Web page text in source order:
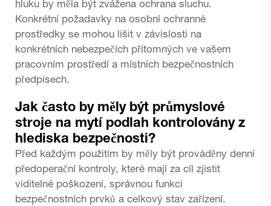
hluku by měla být zvážena ochrana sluchu.
Konkrétní požadavky na osobní ochranné
prostředky se mohou lišit v závislosti na
konkrétních nebezpečích přítomných ve vašem
pracovním prostředí a místních bezpečnostních
předpisech.
Jak často by měly být průmyslové
stroje na mytí podlah kontrolovány z
hlediska bezpečnosti?
Před každým použitím by měly být prováděny denní
předoperační kontroly, které mají za cíl zjistit
viditelné poškození, správnou funkci
bezpečnostních prvků a celkový stav zařízení.